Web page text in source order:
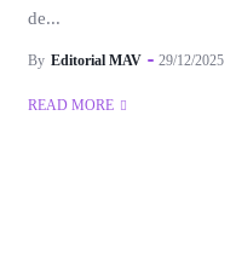
de...
By Editorial MAV 29/12/2025
READ MORE